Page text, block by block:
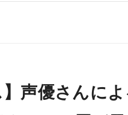
】声優さんに